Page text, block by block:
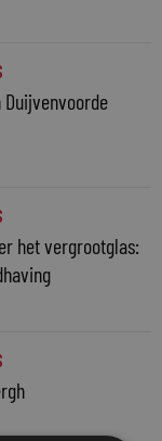
Duijvenvoorde
het vergrootglas: